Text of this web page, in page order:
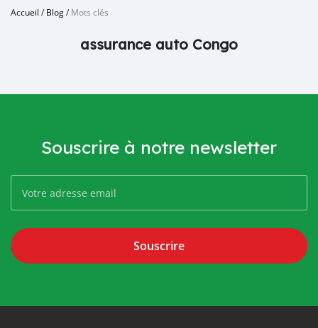
Accueil /Blog/Mots clés
assurance auto Congo
Souscrire à notre newsletter
Souscrire